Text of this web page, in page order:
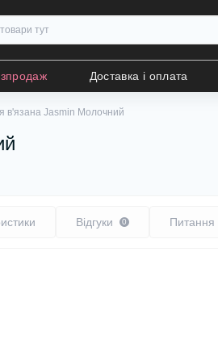
Доставка і оплата
в'язана Jasmin Молочний
Відгуки 0 Питання